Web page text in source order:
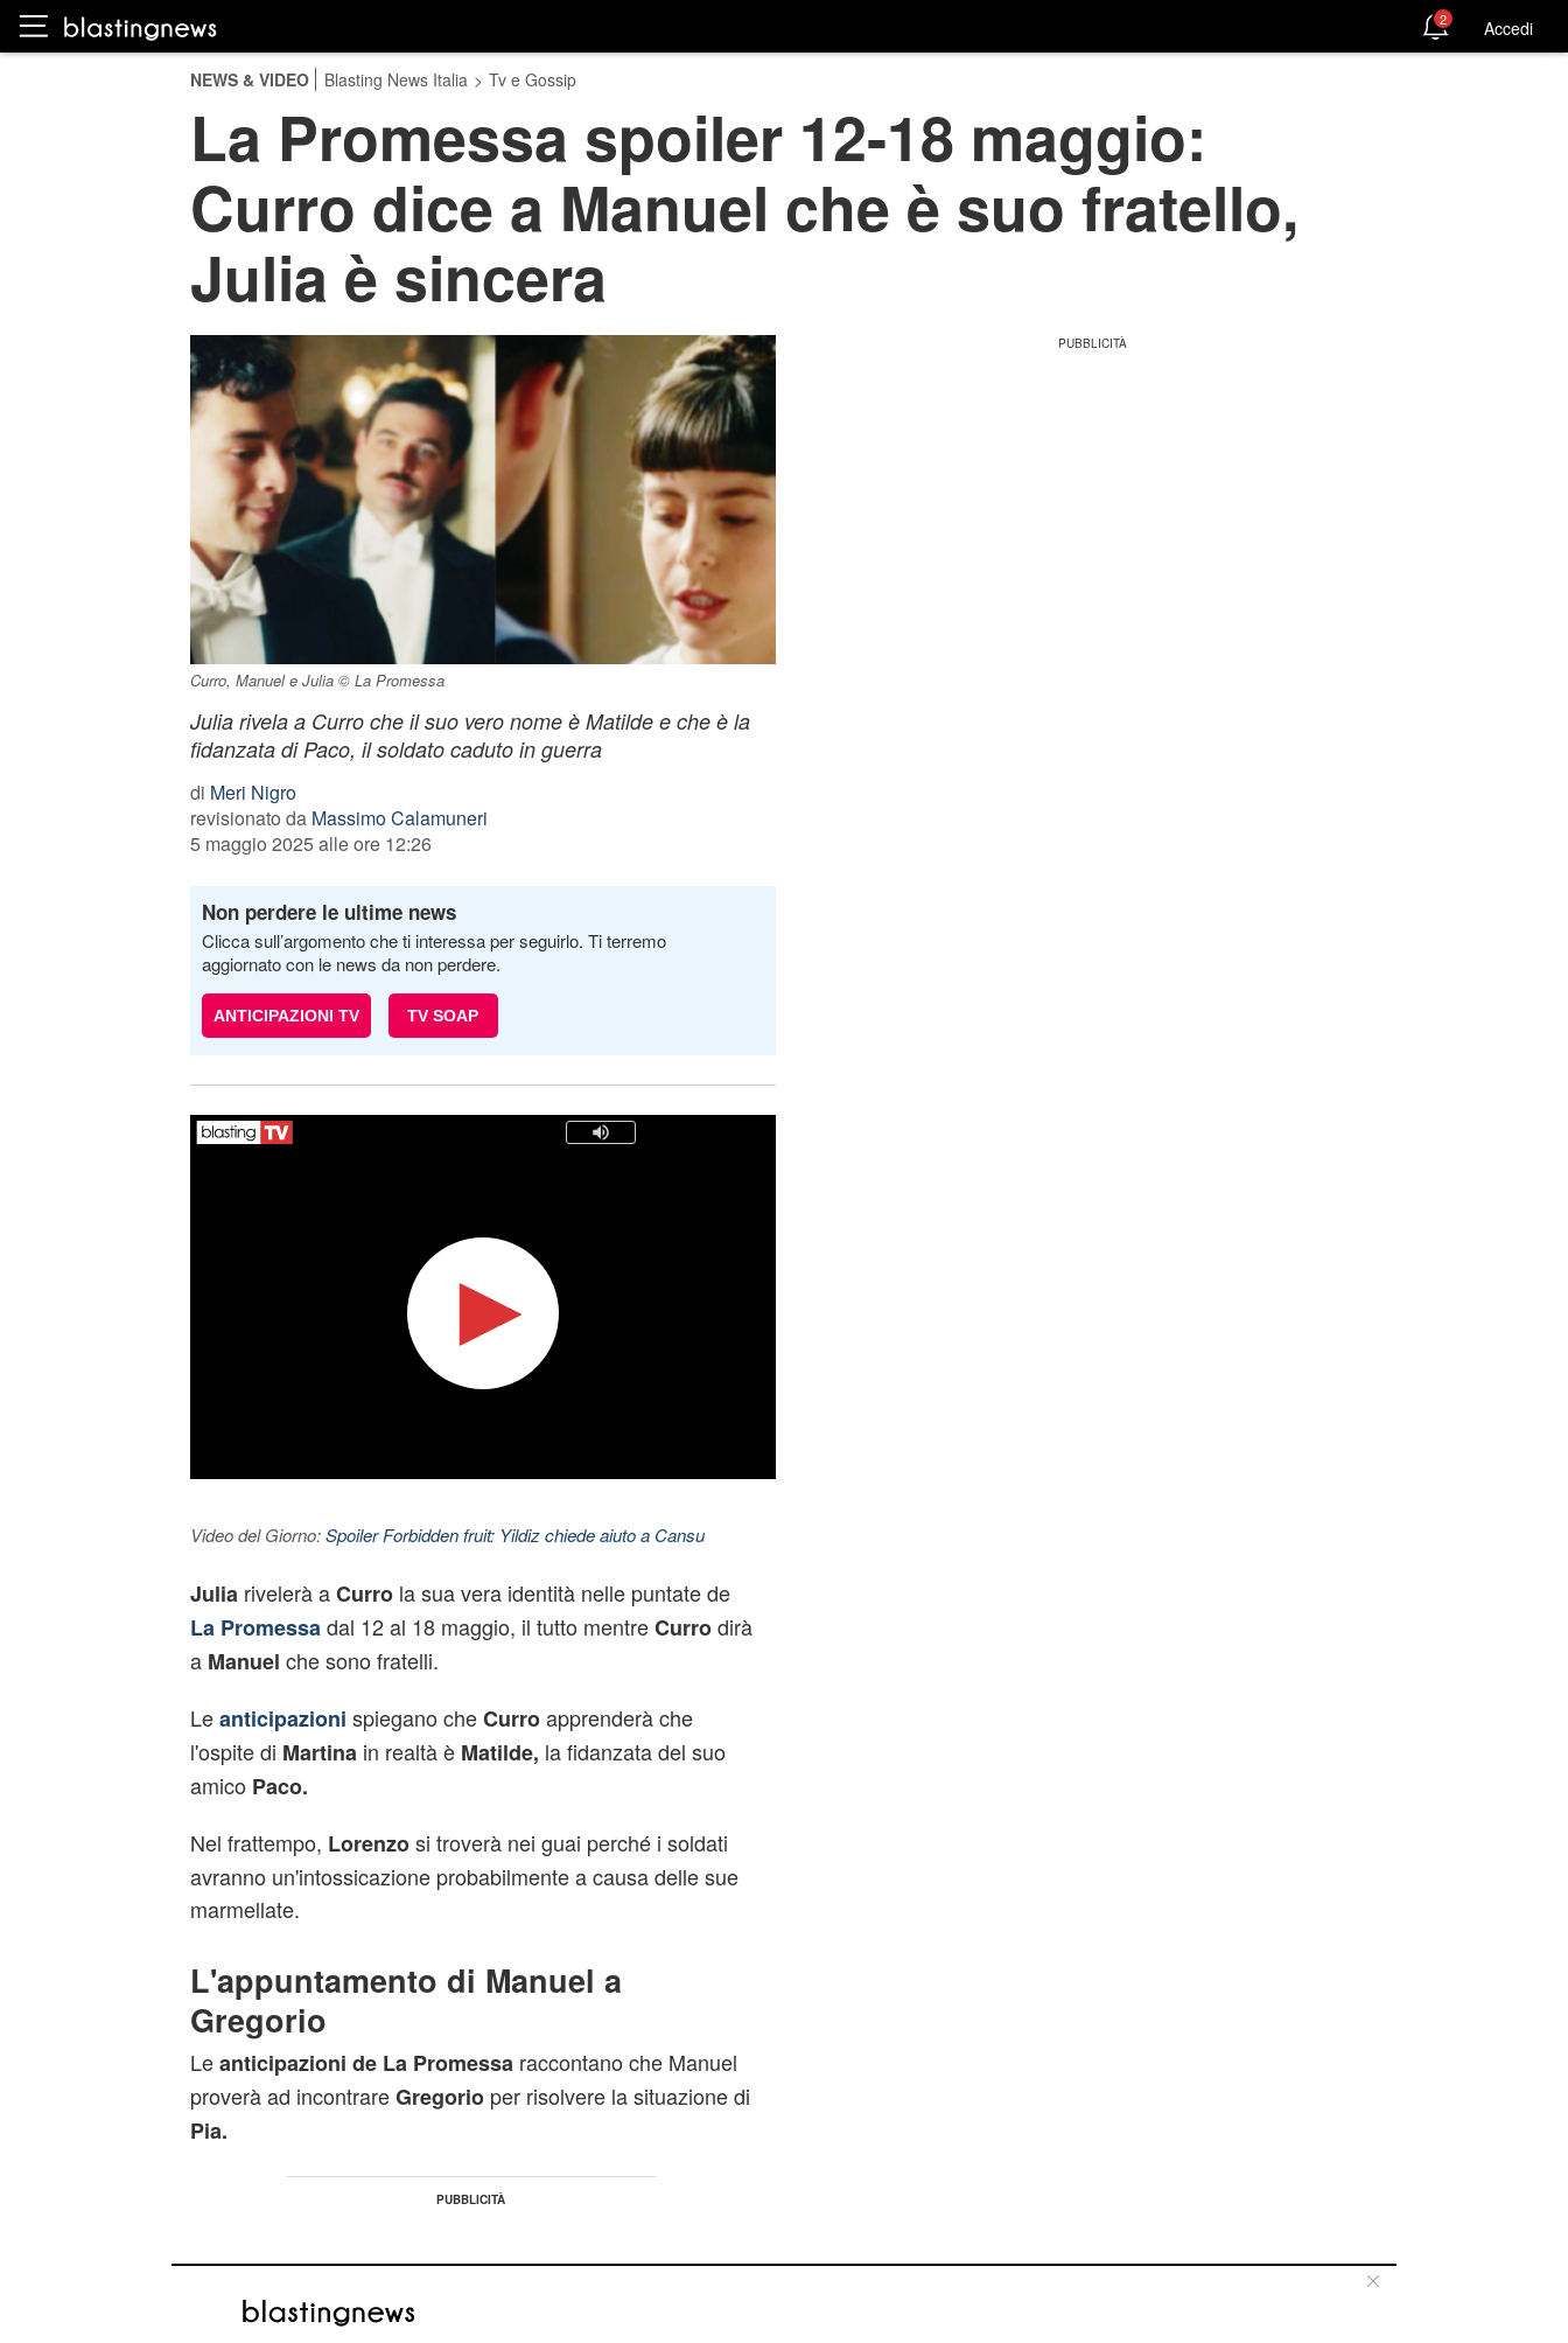
2 Accedi
NEWS & VIDEO Blasting News Italia > Tv e Gossip
La Promessa spoiler 12-18 maggio:
Curro dice a Manuel che è suo fratello,
Julia è sincera
Curro, Manuel e Julia © La Promessa
Julia rivela a Curro che il suo vero nome è Matilde e che è la
fidanzata di Paco, il soldato caduto in guerra
di Meri Nigro
revisionato da Massimo Calamuneri
5 maggio 2025 alle ore 12:26
Non perdere le ultime news
Clicca sull’argomento che ti interessa per seguirlo. Ti terremo
aggiornato con le news da non perdere.
ANTICIPAZIONI TV TV SOAP
Video del Giorno:Spoiler Forbidden fruit: Yildiz chiede aiuto a Cansu
Julia rivelerà aCurrola sua vera identità nelle puntate de
La Promessa dal 12 al 18 maggio, il tutto mentreCurrodirà
a Manuel che sono fratelli.
Leanticipazioni spiegano cheCurroapprenderà che
l'ospite di Martina in realtà è Matilde, la fidanzata del suo
amico Paco.
Nel frattempo, Lorenzosi troverà nei guai perché i soldati
avranno un'intossicazione probabilmente a causa delle sue
marmellate.
L'appuntamento di Manuel a
Gregorio
Leanticipazioni de La Promessa raccontano che Manuel
proverà ad incontrareGregorioper risolvere la situazione di
Pia.